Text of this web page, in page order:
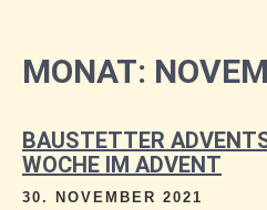
MONAT:
BAUSTETTER
WOCHE IM ADVENT
30. NOVEMBER 2021